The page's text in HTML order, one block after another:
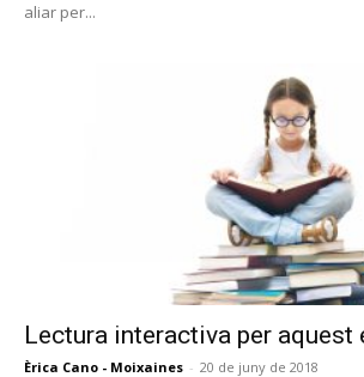
aliar per...
Lectura interactiva per aquest
Èrica Cano - Moixaines - 20 de juny de 2018